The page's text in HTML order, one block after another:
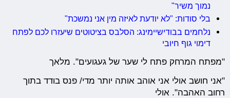
נמוך משיר"
בלי סודות: "לא יודעת לאיזה מין אני נמשכת"
נלחמים בבודישיימינג: הסלבס בציטוטים שיעזרו לכם לפתח
דימוי גוף חיובי
"מפתח המרחק פתח לי שער של געגועים". מלאך
"אני חושב אולי אני אוהב אותה יותר מדי/ פנס בודד בתוך
רחוב האהבה". אולי